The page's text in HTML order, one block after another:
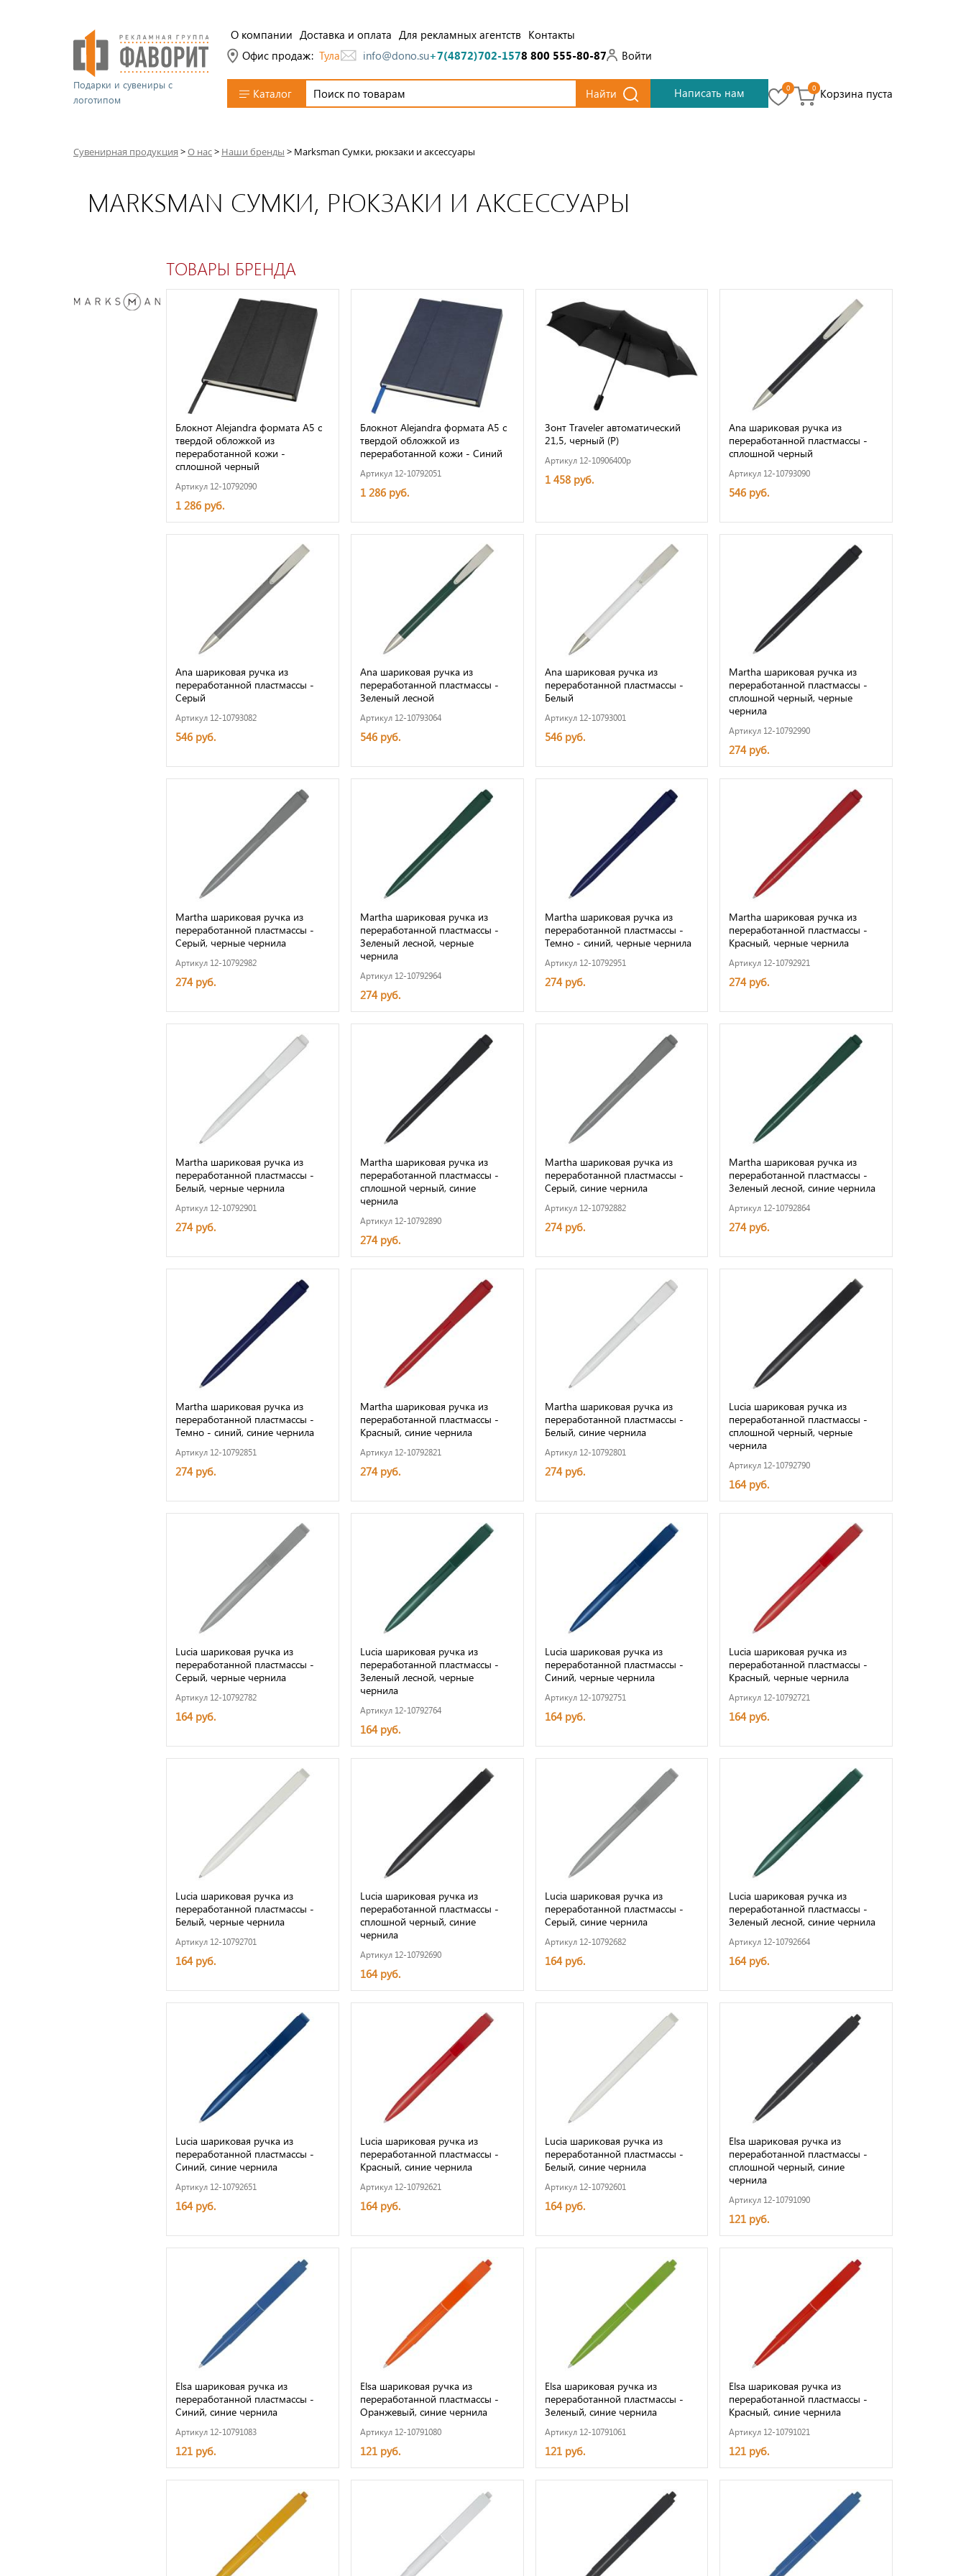
Подарки и сувениры с
логотипом
О компании Доставка и оплата Для рекламных агентств Контакты
Офис продаж: Тула info@dono.su+7(4872)702-1578 800 555-80-87 Войти
Каталог Найти Написать нам 0 0 Корзина пуста
Сувенирная продукция >О нас> Наши бренды > Marksman Сумки, рюкзаки и аксессуары
MARKSMAN СУМКИ, РЮКЗАКИ И АКСЕССУАРЫ
ТОВАРЫ БРЕНДА
Блокнот Alejandra формата А5 с
твердой обложкой из
переработанной кожи -
сплошной черный
Артикул 12-10792090
1 286 руб.
Блокнот Alejandra формата А5 с
твердой обложкой из
переработанной кожи - Синий
Артикул 12-10792051
1 286 руб.
Зонт Traveler автоматический
21,5, черный (Р)
Артикул 12-10906400p
1 458 руб.
Ana шариковая ручка из
переработанной пластмассы -
сплошной черный
Артикул 12-10793090
546 руб.
Ana шариковая ручка из
переработанной пластмассы -
Серый
Артикул 12-10793082
546 руб.
Ana шариковая ручка из
переработанной пластмассы -
Зеленый лесной
Артикул 12-10793064
546 руб.
Ana шариковая ручка из
переработанной пластмассы -
Белый
Артикул 12-10793001
546 руб.
Martha шариковая ручка из
переработанной пластмассы -
сплошной черный, черные
чернила
Артикул 12-10792990
274 руб.
Martha шариковая ручка из
переработанной пластмассы -
Серый, черные чернила
Артикул 12-10792982
274 руб.
Martha шариковая ручка из
переработанной пластмассы -
Зеленый лесной, черные
чернила
Артикул 12-10792964
274 руб.
Martha шариковая ручка из
переработанной пластмассы -
Темно - синий, черные чернила
Артикул 12-10792951
274 руб.
Martha шариковая ручка из
переработанной пластмассы -
Красный, черные чернила
Артикул 12-10792921
274 руб.
Martha шариковая ручка из
переработанной пластмассы -
Белый, черные чернила
Артикул 12-10792901
274 руб.
Martha шариковая ручка из
переработанной пластмассы -
сплошной черный, синие
чернила
Артикул 12-10792890
274 руб.
Martha шариковая ручка из
переработанной пластмассы -
Серый, синие чернила
Артикул 12-10792882
274 руб.
Martha шариковая ручка из
переработанной пластмассы -
Зеленый лесной, синие чернила
Артикул 12-10792864
274 руб.
Martha шариковая ручка из
переработанной пластмассы -
Темно - синий, синие чернила
Артикул 12-10792851
274 руб.
Martha шариковая ручка из
переработанной пластмассы -
Красный, синие чернила
Артикул 12-10792821
274 руб.
Martha шариковая ручка из
переработанной пластмассы -
Белый, синие чернила
Артикул 12-10792801
274 руб.
Lucia шариковая ручка из
переработанной пластмассы -
сплошной черный, черные
чернила
Артикул 12-10792790
164 руб.
Lucia шариковая ручка из
переработанной пластмассы -
Серый, черные чернила
Артикул 12-10792782
164 руб.
Lucia шариковая ручка из
переработанной пластмассы -
Зеленый лесной, черные
чернила
Артикул 12-10792764
164 руб.
Lucia шариковая ручка из
переработанной пластмассы -
Синий, черные чернила
Артикул 12-10792751
164 руб.
Lucia шариковая ручка из
переработанной пластмассы -
Красный, черные чернила
Артикул 12-10792721
164 руб.
Lucia шариковая ручка из
переработанной пластмассы -
Белый, черные чернила
Артикул 12-10792701
164 руб.
Lucia шариковая ручка из
переработанной пластмассы -
сплошной черный, синие
чернила
Артикул 12-10792690
164 руб.
Lucia шариковая ручка из
переработанной пластмассы -
Серый, синие чернила
Артикул 12-10792682
164 руб.
Lucia шариковая ручка из
переработанной пластмассы -
Зеленый лесной, синие чернила
Артикул 12-10792664
164 руб.
Lucia шариковая ручка из
переработанной пластмассы -
Синий, синие чернила
Артикул 12-10792651
164 руб.
Lucia шариковая ручка из
переработанной пластмассы -
Красный, синие чернила
Артикул 12-10792621
164 руб.
Lucia шариковая ручка из
переработанной пластмассы -
Белый, синие чернила
Артикул 12-10792601
164 руб.
Elsa шариковая ручка из
переработанной пластмассы -
сплошной черный, синие
чернила
Артикул 12-10791090
121 руб.
Elsa шариковая ручка из
переработанной пластмассы -
Синий, синие чернила
Артикул 12-10791083
121 руб.
Elsa шариковая ручка из
переработанной пластмассы -
Оранжевый, синие чернила
Артикул 12-10791080
121 руб.
Elsa шариковая ручка из
переработанной пластмассы -
Зеленый, синие чернила
Артикул 12-10791061
121 руб.
Elsa шариковая ручка из
переработанной пластмассы -
Красный, синие чернила
Артикул 12-10791021
121 руб.